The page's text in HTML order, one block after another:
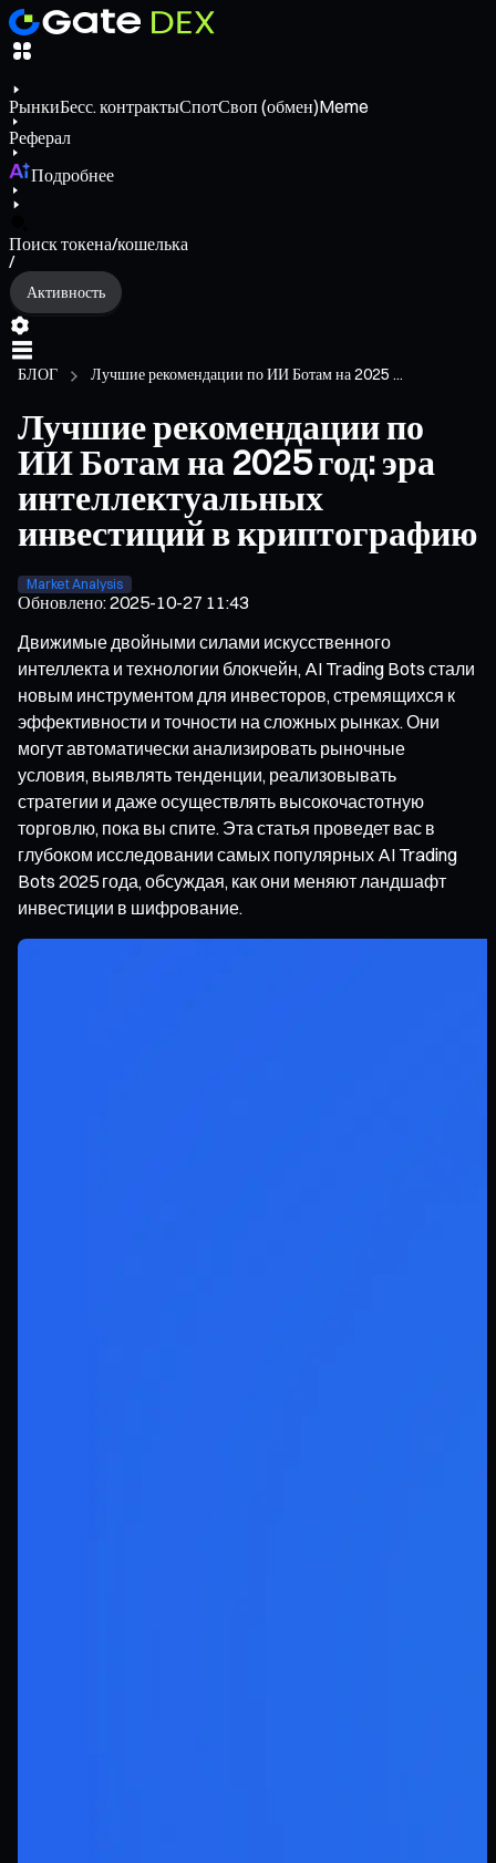
РынкиБесс. контрактыСпотСвоп (обмен)Meme
Реферал
Подробнее
Поиск токена/кошелька
/
Активность
БЛОГ Лучшие рекомендации по ИИ Ботам на 2025 ...
Лучшие рекомендации по
ИИ Ботам на 2025 год: эра
интеллектуальных
инвестиций в криптографию
Market Analysis
Обновлено:2025-10-27 11:43
Движимые двойными силами искусственного
интеллекта и технологии блокчейн, AI Trading Bots стали
новым инструментом для инвесторов, стремящихся к
эффективности и точности на сложных рынках. Они
могут автоматически анализировать рыночные
условия, выявлять тенденции, реализовывать
стратегии и даже осуществлять высокочастотную
торговлю, пока вы спите. Эта статья проведет вас в
глубоком исследовании самых популярных AI Trading
Bots 2025 года, обсуждая, как они меняют ландшафт
инвестиции в шифрование.